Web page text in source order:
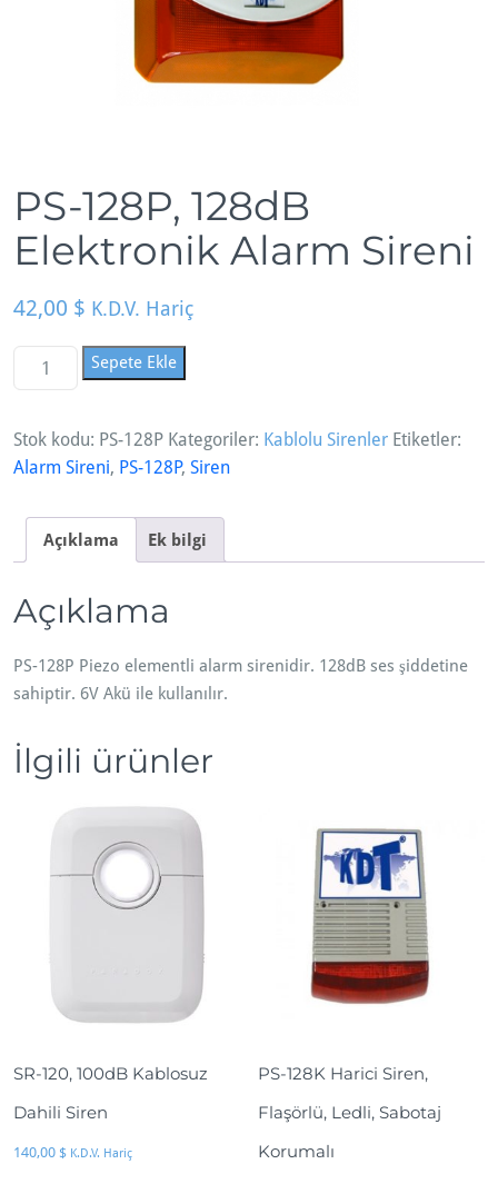
PS-128P, 128dB
Elektronik Alarm Sireni
42,00 $ K.D.V. Hariç
S
1
2
8
B
E
e
k
m
S
r
Sepete Ekle
Stok kodu: PS-128P Kategoriler: Kablolu Sirenler Etiketler:
Alarm Sireni, PS-128P, Siren
Açıklama Ek bilgi
Açıklama
PS-128P Piezo elementli alarm sirenidir. 128dB ses şiddetine
sahiptir. 6V Akü ile kullanılır.
İlgili ürünler
SR-120, 100dB Kablosuz
Dahili Siren
140,00 $ K.D.V. Hariç
PS-128K Harici Siren,
Flaşörlü, Ledli, Sabotaj
Korumalı